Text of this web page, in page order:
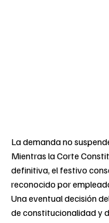
La demanda no
Mientras la Corte
definitiva, el festivo
reconocido por
Una eventual decisión
de constitucionalidad y